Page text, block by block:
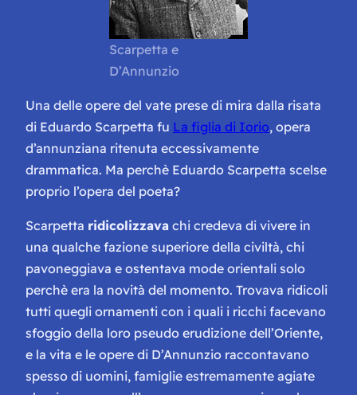
Scarpetta e
D’Annunzio
Una delle opere del vate prese di mira dalla risata
di Eduardo Scarpetta fu La figlia di Iorio, opera
d’annunziana ritenuta eccessivamente
drammatica. Ma perchè Eduardo Scarpetta scelse
proprio l’opera del poeta?
Scarpetta ridicolizzava chi credeva di vivere in
una qualche fazione superiore della civiltà, chi
pavoneggiava e ostentava mode orientali solo
perchè era la novità del momento. Trovava ridicoli
tutti quegli ornamenti con i quali i ricchi facevano
sfoggio della loro pseudo erudizione dell’Oriente,
e la vita e le opere di D’Annunzio raccontavano
spesso di uomini, famiglie estremamente agiate